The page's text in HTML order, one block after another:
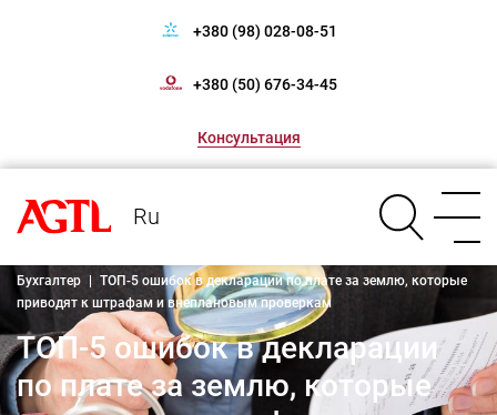
+380 (98) 028-08-51
+380 (50) 676-34-45
Консультация
Ru
Бухгалтер
ТОП-5 ошибок в декларации по плате за землю, которые
приводят к штрафам и внеплановым проверкам
ТОП-5 ошибок в декларации
по плате за землю, которые